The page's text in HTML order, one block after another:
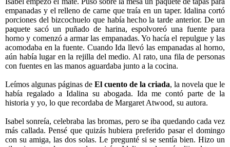
empanadas y el relleno de carne que traía en un taper. Idalina cortó
porciones del bizcochuelo que había hecho la tarde anterior. De un
paquete sacó un puñado de harina, espolvoreó una fuente para
horno y comenzó a armar las empanadas. Yo hacía el repulgue y las
acomodaba en la fuente. Cuando Ida llevó las empanadas al horno,
aún había lugar en la rejilla del medio. Al rato, una fila de personas
con fuentes en las manos aguardaba junto a la cocina.
Leímos algunas páginas de El cuento de la criada, la novela que le
había regalado a Idalina su abogada. Ida me contó parte de la
historia y yo, lo que recordaba de Margaret Atwood, su autora.
Isabel sonreía, celebraba las bromas, pero se iba quedando cada vez
más callada. Pensé que quizás hubiera preferido pasar el domingo
con su amiga, las dos solas. Le pregunté si se sentía bien. Hizo un